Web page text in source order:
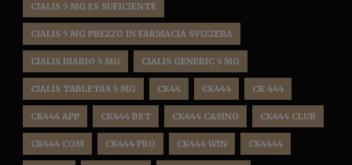
CIALIS 5 MG ES SUFICIENTE
CIALIS 5 MG PREZZO IN FARMACIA SVIZZERA
CIALIS DIARIO 5 MG CIALIS GENERIC 5 MG
CIALIS TABLETAS 5 MG CK44 CK444 CK 444
CK444 APP CK444 BET CK444 CASINO CK444 CLUB
CK444 COM CK444 PRO CK444 WIN CK4444